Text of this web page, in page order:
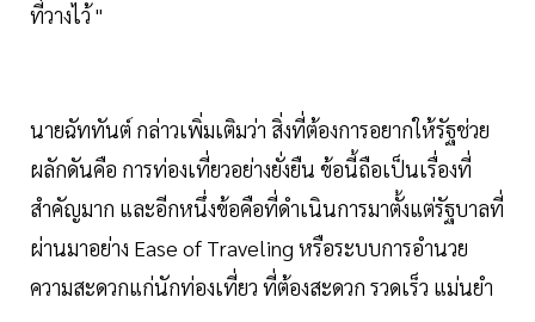
ที่วางไว้ "
นายฉัททันต์ กล่าวเพิ่มเติมว่า สิ่งที่ต้องการอยากให้รัฐช่วย
ผลักดันคือ การท่องเที่ยวอย่างยั่งยืน ข้อนี้ถือเป็นเรื่องที่
สำคัญมาก และอีกหนึ่งข้อคือที่ดำเนินการมาตั้งแต่รัฐบาลที่
ผ่านมาอย่าง Ease of Traveling หรือระบบการอำนวย
ความสะดวกแก่นักท่องเที่ยว ที่ต้องสะดวก รวดเร็ว แม่นยำ